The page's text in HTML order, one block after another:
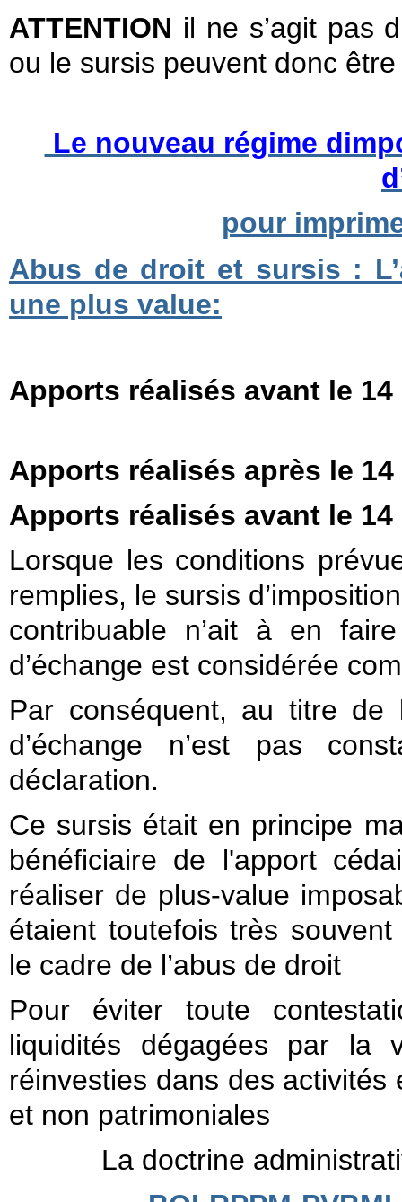
ATTENTION il ne s’agit pas
ou le sursis peuvent donc
Le nouveau régime
pour
Abus de droit et sursis :
une plus value:
Apports réalisés avant le 14
Apports réalisés après le 14
Apports réalisés avant le 14
Lorsque les conditions
remplies, le sursis
contribuable n’ait à en
d’échange est considérée
Par conséquent, au titre de
d’échange n’est pas
déclaration.
Ce sursis était en principe
bénéficiaire de l'apport
réaliser de plus-value
étaient toutefois très
le cadre de l’abus de droit
Pour éviter toute
liquidités dégagées par la
réinvesties dans des activités
et non patrimoniales
La doctrine